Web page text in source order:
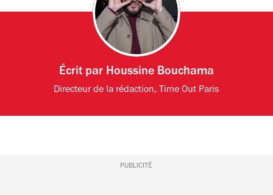
Écrit par Houssine Bouchama
Directeur de la rédaction, Time Out Paris
PUBLICITÉ